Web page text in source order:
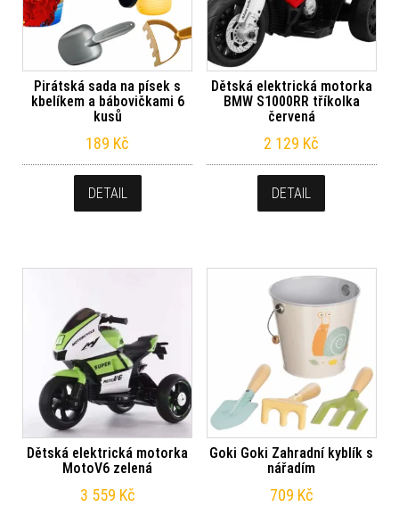
Pirátská sada na písek s
kbelíkem a bábovičkami 6
kusů
189 Kč
DETAIL
Dětská elektrická motorka
BMW S1000RR tříkolka
červená
2 129 Kč
DETAIL
Dětská elektrická motorka
MotoV6 zelená
3 559 Kč
Goki Goki Zahradní kyblík s
nářadím
709 Kč